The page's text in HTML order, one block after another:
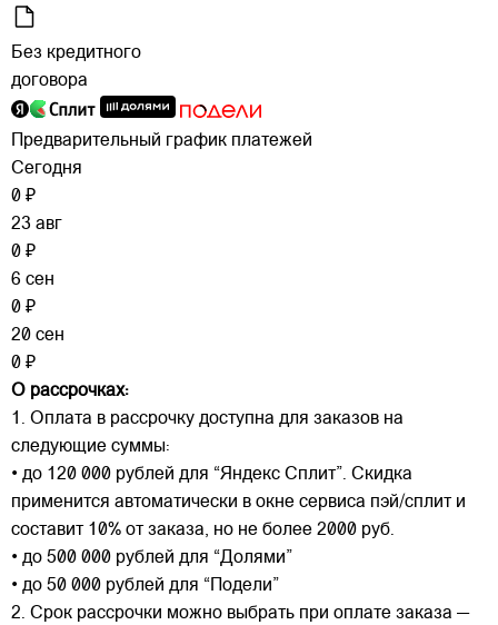
Без кредитного
договора
Предварительный график платежей
Сегодня
0 ₽
23 авг
0 ₽
6 сен
0 ₽
20 сен
0 ₽
О рассрочках:
1. Оплата в рассрочку доступна для заказов на
следующие суммы:
• до 120 000 рублей для “Яндекс Сплит”. Скидка
применится автоматически в окне сервиса пэй/сплит и
составит 10% от заказа, но не более 2000 руб.
• до 500 000 рублей для “Долями”
• до 50 000 рублей для “Подели”
2. Срок рассрочки можно выбрать при оплате заказа —